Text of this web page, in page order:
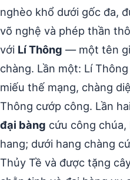
nghèo khổ dưới gốc đa,
võ nghệ và phép thần
với Lí Thông — một tên
chàng. Lần một: Lí
miếu thế mạng, chàng
Thông cướp công. Lần
đại bàng cứu công chúa,
hang; dưới hang chàng
Thủy Tề và được tặng